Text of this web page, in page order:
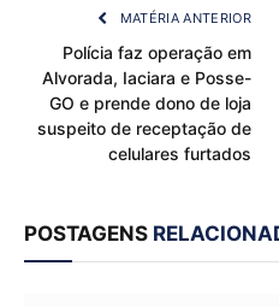
MATÉRIA ANTERIOR
Polícia faz operação em
Alvorada, Iaciara e Posse-
GO e prende dono de loja
suspeito de receptação de
celulares furtados
POSTAGENS